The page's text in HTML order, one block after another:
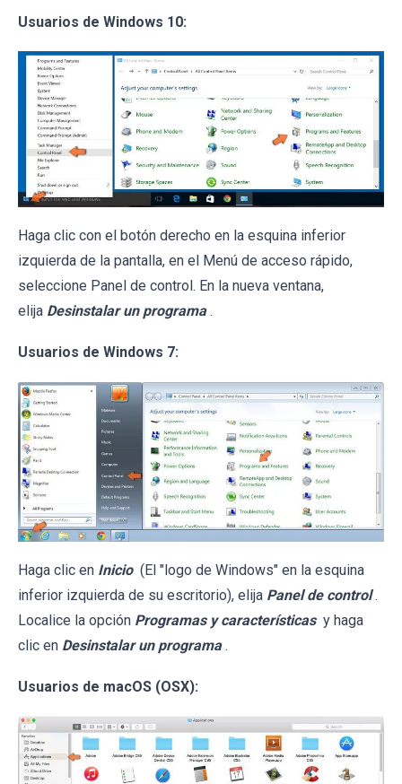
Usuarios de Windows 10:
Haga clic con el botón derecho en la esquina inferior
izquierda de la pantalla, en el Menú de acceso rápido,
seleccione Panel de control. En la nueva ventana,
elija Desinstalar un programa .
Usuarios de Windows 7:
Haga clic en Inicio (El "logo de Windows" en la esquina
inferior izquierda de su escritorio), elija Panel de control .
Localice la opción Programas y características y haga
clic en Desinstalar un programa .
Usuarios de macOS (OSX):